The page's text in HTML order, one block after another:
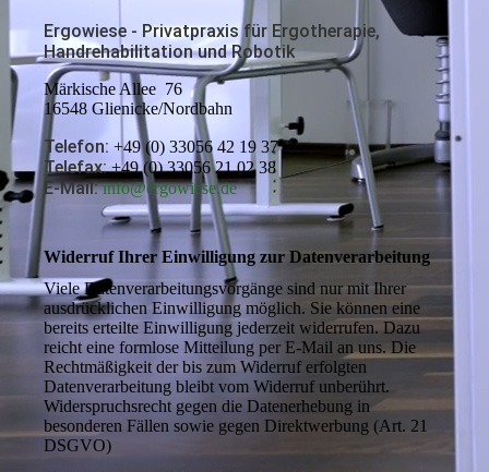
Ergowiese - Privatpraxis für Ergotherapie,
Handrehabilitation und Robotik
Märkische Allee 76
16548 Glienicke/Nordbahn
Telefon: +49 (0) 33056 42 19 37
Telefax:+49 (0) 33056 21 02 38
E-Mail:info@ergowiese.de
Widerruf Ihrer Einwilligung zur Datenverarbeitung
Viele Datenverarbeitungsvorgänge sind nur mit Ihrer
ausdrücklichen Einwilligung möglich. Sie können eine
bereits erteilte Einwilligung jederzeit widerrufen. Dazu
reicht eine formlose Mitteilung per E-Mail an uns. Die
Rechtmäßigkeit der bis zum Widerruf erfolgten
Datenverarbeitung bleibt vom Widerruf unberührt.
Widerspruchsrecht gegen die Datenerhebung in
besonderen Fällen sowie gegen Direktwerbung (Art. 21
DSGVO)